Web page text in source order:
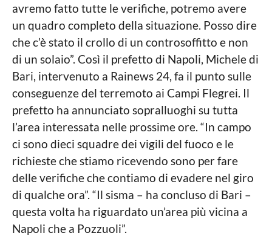
1
a
n
n
o
a
g
o
t
i
c
a
L
o
c
a
l
e
avremo fatto tutte le verifiche, potremo avere
un quadro completo della situazione. Posso dire
che c’è stato il crollo di un controsoffitto e non
di un solaio”. Così il prefetto di Napoli, Michele di
Bari, intervenuto a Rainews 24, fa il punto sulle
conseguenze del terremoto ai Campi Flegrei. Il
prefetto ha annunciato sopralluoghi su tutta
l’area interessata nelle prossime ore. “In campo
ci sono dieci squadre dei vigili del fuoco e le
richieste che stiamo ricevendo sono per fare
delle verifiche che contiamo di evadere nel giro
di qualche ora”. “Il sisma – ha concluso di Bari –
questa volta ha riguardato un’area più vicina a
Napoli che a Pozzuoli”.